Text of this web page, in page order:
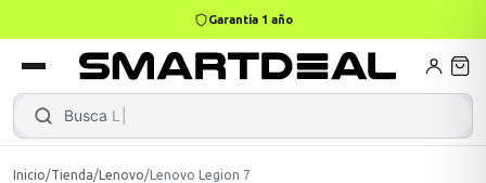
Garantía 1 año
Busca M
Inicio/Tienda/Lenovo/Lenovo Legion 7